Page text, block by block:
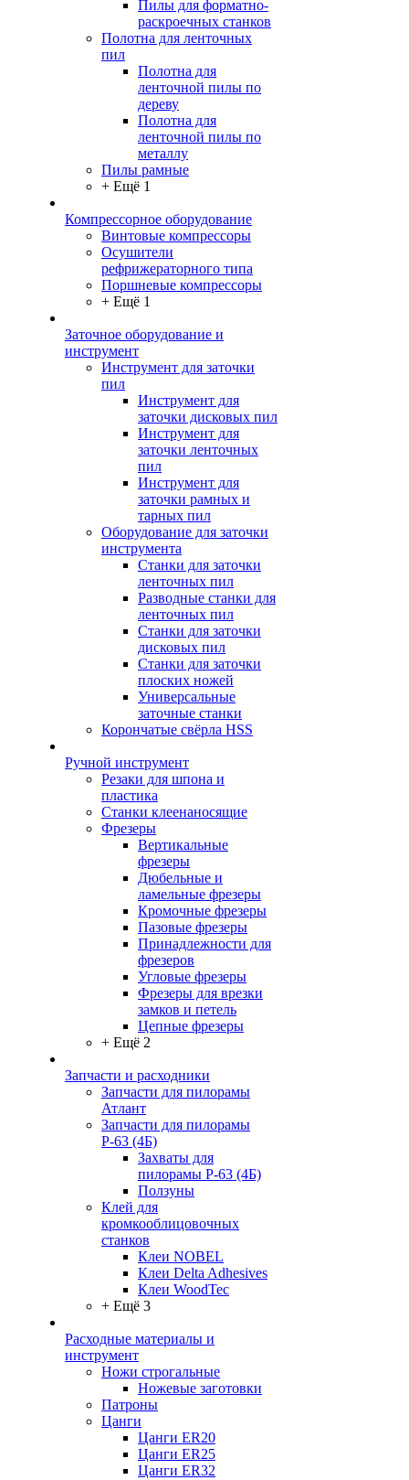
Пилы для форматно-
раскроечных станков
Полотна для ленточных
пил
Полотна для
ленточной пилы по
дереву
Полотна для
ленточной пилы по
металлу
Пилы рамные
+ Ещё 1
Компрессорное оборудование
Винтовые компрессоры
Осушители
рефрижераторного типа
Поршневые компрессоры
+ Ещё 1
Заточное оборудование и
инструмент
Инструмент для заточки
пил
Инструмент для
заточки дисковых пил
Инструмент для
заточки ленточных
пил
Инструмент для
заточки рамных и
тарных пил
Оборудование для заточки
инструмента
Станки для заточки
ленточных пил
Разводные станки для
ленточных пил
Станки для заточки
дисковых пил
Станки для заточки
плоских ножей
Универсальные
заточные станки
Корончатые свёрла HSS
Ручной инструмент
Резаки для шпона и
пластика
Станки клеенаносящие
Фрезеры
Вертикальные
фрезеры
Дюбельные и
ламельные фрезеры
Кромочные фрезеры
Пазовые фрезеры
Принадлежности для
фрезеров
Угловые фрезеры
Фрезеры для врезки
замков и петель
Цепные фрезеры
+ Ещё 2
Запчасти и расходники
Запчасти для пилорамы
Атлант
Запчасти для пилорамы
Р-63 (4Б)
Захваты для
пилорамы Р-63 (4Б)
Ползуны
Клей для
кромкооблицовочных
станков
Клеи NOBEL
Клеи Delta Adhesives
Клеи WoodTec
+ Ещё 3
Расходные материалы и
инструмент
Ножи строгальные
Ножевые заготовки
Патроны
Цанги
Цанги ER20
Цанги ER25
Цанги ER32